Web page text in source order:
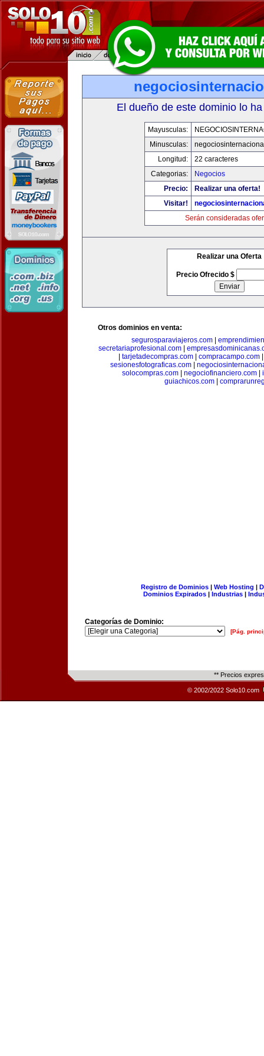
El dueño de este dominio lo
Mayusculas:
Minusculas:
Longitud:
22 caracteres
Categorias:
Negocios
Precio:
Realizar una oferta!
Visitar!
Serán consideradas
Realizar una Oferta
Precio Ofrecido $
Otros dominios en venta:
segurosparaviajeros.com
secretariaprofesional.com|
tarjetadecompras.com compracampo.com
sesionesfotograficas.com
solocompras.com| negociofinanciero.com|
guiachicos.com
Registro de Dominios| Web Hosting |
Dominios Expirados | Industrias |
Categorías de Dominio:
[Pág.
** Precios
© 2002/2022 Solo10.com